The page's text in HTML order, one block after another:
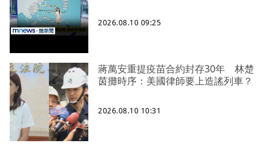
2026.08.10 09:25
蔣萬安重提疫苗合約封存30年 林楚
茵攤時序：美國律師要上造謠列車？
2026.08.10 10:31